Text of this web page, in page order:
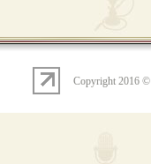
Copyright 2016 ©